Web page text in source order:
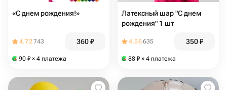
«С днем рождения!»
4.72743 360₽
90 ₽ × 4 платежа
Латексный шар "С днем
рождения" 1 шт
4.56635 350₽
88 ₽ × 4 платежа